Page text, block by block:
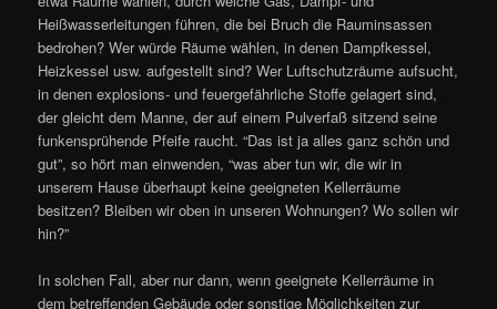
Heißwasserleitungen führen, die bei Bruch die Rauminsassen
bedrohen? Wer würde Räume wählen, in denen Dampfkessel,
Heizkessel usw. aufgestellt sind? Wer Luftschutzräume aufsucht,
in denen explosions- und feuergefährliche Stoffe gelagert sind,
der gleicht dem Manne, der auf einem Pulverfaß sitzend seine
funkensprühende Pfeife raucht. “Das ist ja alles ganz schön und
gut”, so hört man einwenden, “was aber tun wir, die wir in
unserem Hause überhaupt keine geeigneten Kellerräume
besitzen? Bleiben wir oben in unseren Wohnungen? Wo sollen wir
hin?”
In solchen Fall, aber nur dann, wenn geeignete Kellerräume in
dem betreffenden Gebäude oder sonstige Möglichkeiten zur